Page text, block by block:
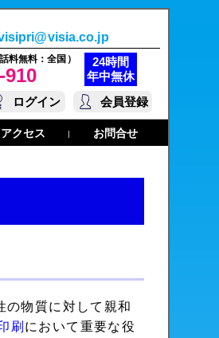
料無料：全国）
910
24時間
年中無休
ログイン 会員登録
アクセス | お問合せ
物質に対して親和
刷 において重要な役